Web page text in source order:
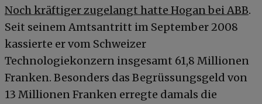
Noch kräftiger zugelangt hatte Hogan bei ABB.
Seit seinem Amtsantritt im September 2008
kassierte er vom Schweizer
Technologiekonzern insgesamt 61,8 Millionen
Franken. Besonders das Begrüssungsgeld von
13 Millionen Franken erregte damals die